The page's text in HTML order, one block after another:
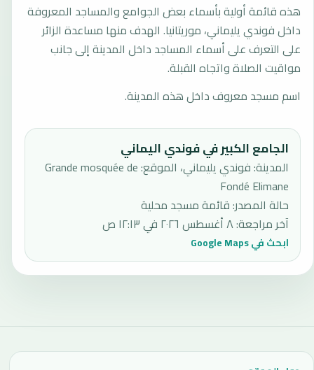
هذه قائمة أولية بأسماء بعض الجوامع والمساجد المعروفة
داخل فوندي يليماني، موريتانيا. الهدف منها مساعدة الزائر
على التعرف على أسماء المساجد داخل المدينة إلى جانب
مواقيت الصلاة واتجاه القبلة.
اسم مسجد معروف داخل هذه المدينة.
الجامع الكبير في فوندي اليماني
المدينة: فوندي يليماني، الموقع: Grande mosquée de
Fondé Elimane
حالة المصدر:قائمة مسجد محلية
آخر مراجعة:٨ أغسطس ٢٠٢٦ في ١٢:١٣ ص
ابحث في Google Maps